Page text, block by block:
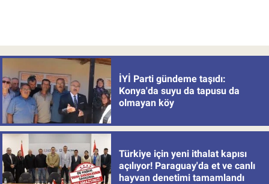
İYİ Parti gündeme taşıdı:
Konya'da suyu da tapusu da
olmayan köy
Türkiye için yeni ithalat kapısı
açılıyor! Paraguay'da et ve canlı
hayvan denetimi tamamlandı